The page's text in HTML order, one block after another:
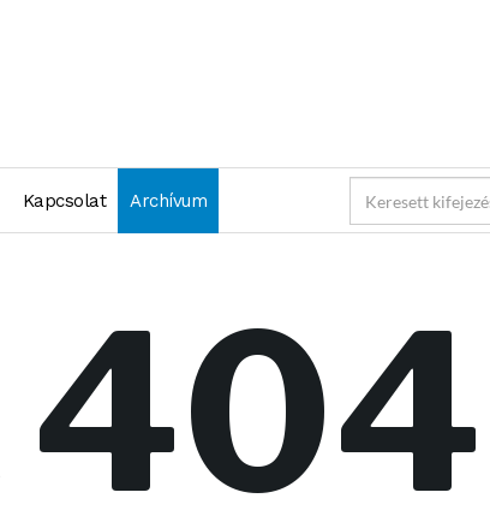
Kapcsolat Archívum
404